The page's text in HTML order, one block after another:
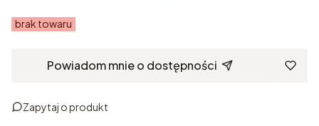
brak towaru
Powiadom mnie o dostępności
Zapytaj o produkt